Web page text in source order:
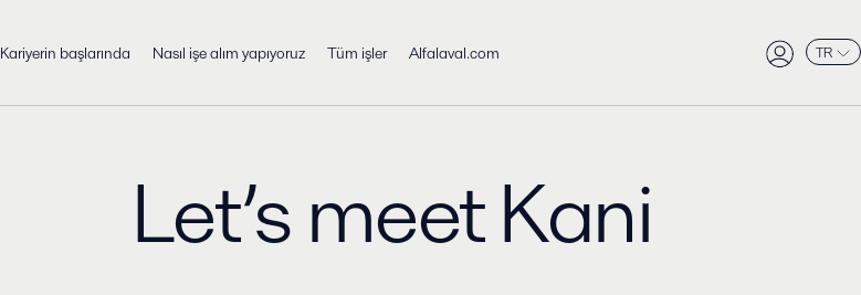
Kariyerin başlarında Nasıl işe alım yapıyoruz Tüm işler Alfalaval.com TR
Let’s meet Kani